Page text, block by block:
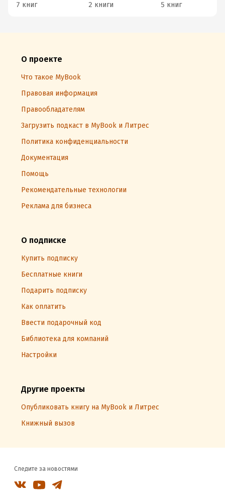
7 книг 2 книги 5 книг
О проекте
Что такое MyBook
Правовая информация
Правообладателям
Загрузить подкаст в MyBook и Литрес
Политика конфиденциальности
Документация
Помощь
Рекомендательные технологии
Реклама для бизнеса
О подписке
Купить подписку
Бесплатные книги
Подарить подписку
Как оплатить
Ввести подарочный код
Библиотека для компаний
Настройки
Другие проекты
Опубликовать книгу на MyBook и Литрес
Книжный вызов
Следите за новостями